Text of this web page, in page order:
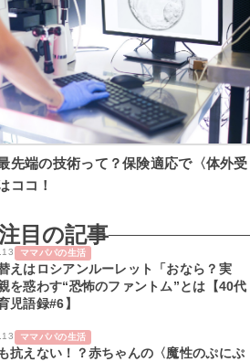
先端の技術って？保険適応で〈体外受
ココ！
目の記事
ママパパの生活
えはロシアンルーレット「おなら？実
を惑わす“恐怖のファントム”とは【40代
児語録#6】
ママパパの生活
抗えない！？赤ちゃんの〈魔性のぷにぷ